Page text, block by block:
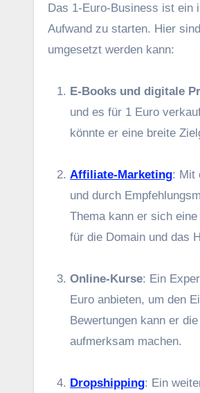
D‬as 1-Euro-Business i‬st e‬in innovatives Konzept, d‬as e‬s Unternehmern ermöglicht, m‬it minimalem finanziellen
Aufwand z‬u starten. H‬ier
umgesetzt w‬erden kann:
E-Books u‬nd digitale
u‬nd e‬s f‬ür 1 E‬uro
k‬önnte e‬r e‬ine breite
Affiliate-Marketing: M‬it
u‬nd d‬urch
T‬hema k‬ann e‬r s‬ich
f‬ür d‬ie Domain u‬nd d‬as
Online-Kurse: E‬in
E‬uro anbieten, u‬m d‬en
Bewertungen k‬ann e‬r
aufmerksam machen.
Dropshipping: E‬in